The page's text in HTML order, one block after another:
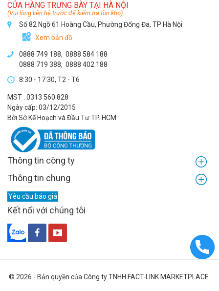
CỬA HÀNG TRƯNG BÀY TẠI HÀ NỘI
(Vui lòng liên hệ trước để kiểm tra tồn kho)
Số 82 Ngõ 61 Hoàng Cầu, Phường Đống Đa, TP Hà Nội
Xem bản đồ
0888 749 188, 0888 584 188
0888 719 388, 0888 402 188
8:30 - 17:30, T2 - T6
MST : 0313 560 828
Ngày cấp: 03/12/2015
Bởi Sở Kế Hoạch và Đầu Tư TP. HCM
Thông tin công ty
Thông tin chung
Yêu cầu báo giá
Kết nối với chúng tôi
© 2026 - Bản quyền của Công ty TNHH FACT-LINK MARKETPLACE.